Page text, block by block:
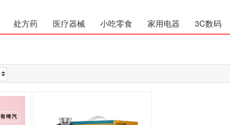
处方药 医疗器械 小吃零食 家用电器 3C数码